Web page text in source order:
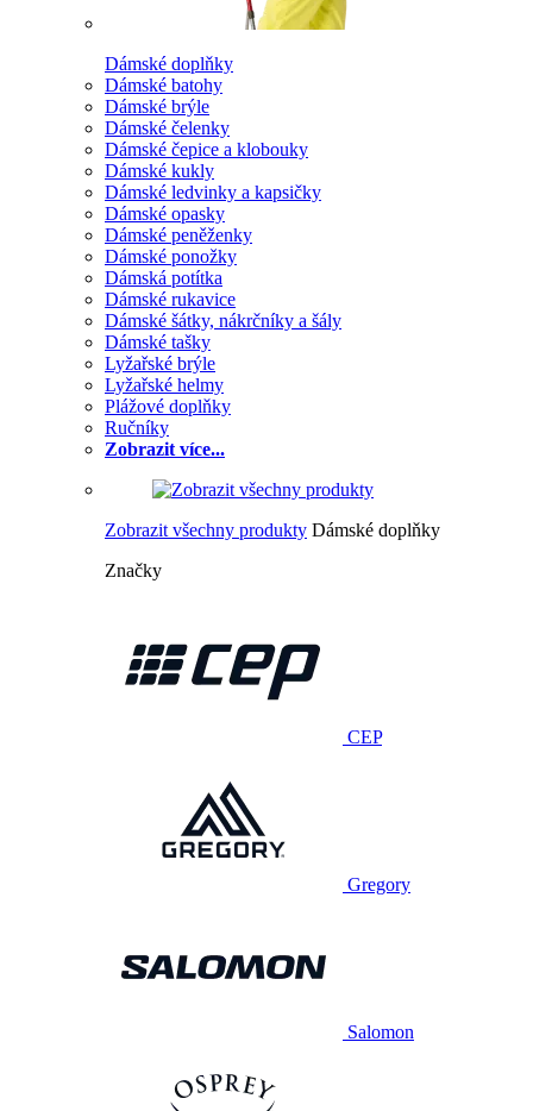
Dámské doplňky
Dámské batohy
Dámské brýle
Dámské čelenky
Dámské čepice a klobouky
Dámské kukly
Dámské ledvinky a kapsičky
Dámské opasky
Dámské peněženky
Dámské ponožky
Dámská potítka
Dámské rukavice
Dámské šátky, nákrčníky a šály
Dámské tašky
Lyžařské brýle
Lyžařské helmy
Plážové doplňky
Ručníky
Zobrazit více...
Zobrazit všechny produkty Dámské doplňky
Značky
CEP
Gregory
Salomon